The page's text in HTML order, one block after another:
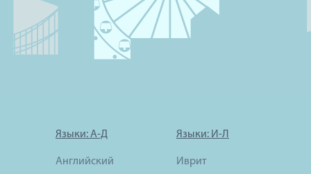
Языки: А-Д
Английский
Языки: И-Л
Иврит